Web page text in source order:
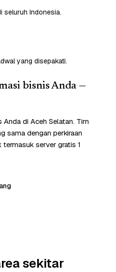
seluruh Indonesia.
yang disepakati.
bisnis Anda —
Anda di Aceh Selatan. Tim
sama dengan perkiraan
server gratis 1
sekitar